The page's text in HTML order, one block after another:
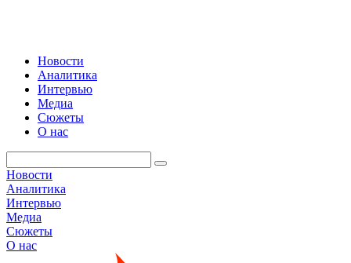
Новости
Аналитика
Интервью
Медиа
Сюжеты
О нас
Новости
Аналитика
Интервью
Медиа
Сюжеты
О нас